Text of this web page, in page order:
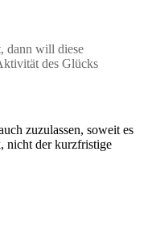
dann will diese
des Glücks
zuzulassen, soweit es
nicht der kurzfristige